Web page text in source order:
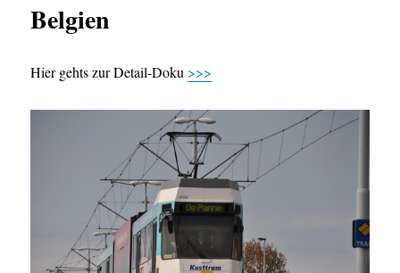
Belgien
Hier gehts zur Detail-Doku >>>